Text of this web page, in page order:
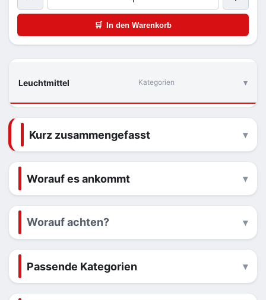
Leuchtmittel Kategorien
🛒 In den Warenkorb
Kurz zusammengefasst
Worauf es ankommt
Worauf achten?
Passende Kategorien